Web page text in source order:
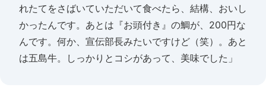
れたてをさばいていただいて食べたら、結構、おいし
かったんです。あとは『お頭付き』の鯛が、200円な
んです。何か、宣伝部長みたいですけど（笑）。あと
は五島牛。しっかりとコシがあって、美味でした」